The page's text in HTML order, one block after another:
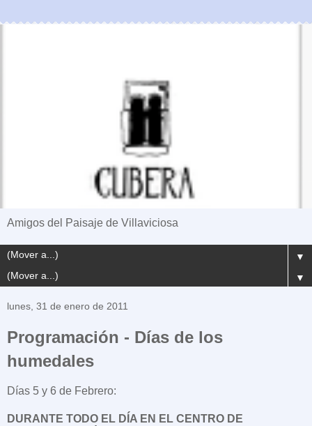
Amigos del Paisaje de Villaviciosa
▼
▼
lunes, 31 de enero de 2011
Programación - Días de los
humedales
Días 5 y 6 de Febrero:
DURANTE TODO EL DÍA EN EL CENTRO DE